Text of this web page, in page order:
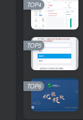
TOP4
TOP5
TOP6
TOP4
TOP5
TOP6